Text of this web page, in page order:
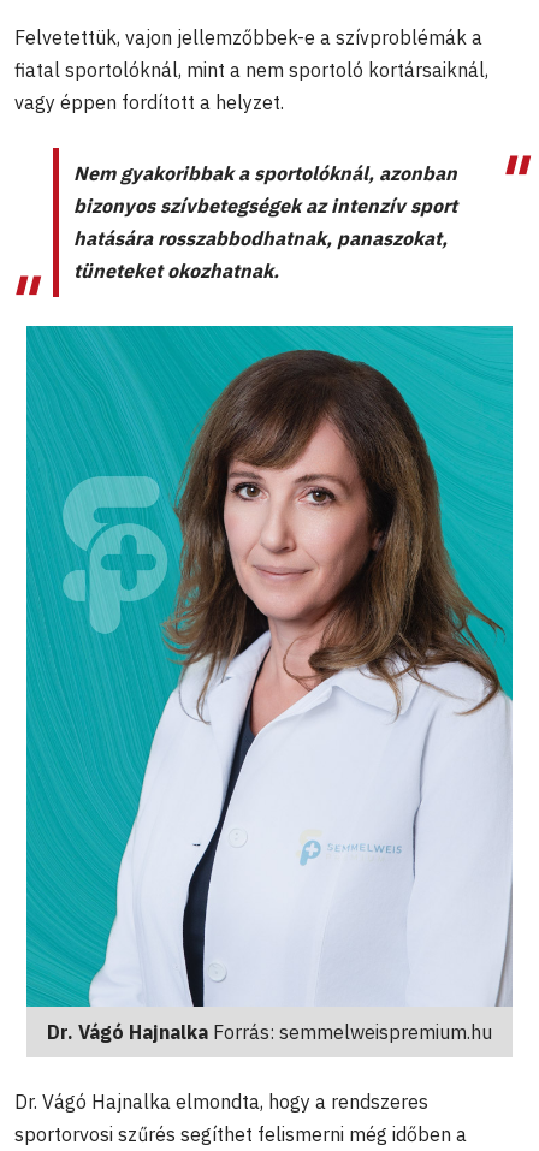
Felvetettük, vajon jellemzőbbek-e a szívproblémák a
fiatal sportolóknál, mint a nem sportoló kortársaiknál,
vagy éppen fordított a helyzet.
Nem gyakoribbak a sportolóknál, azonban
bizonyos szívbetegségek az intenzív sport
hatására rosszabbodhatnak, panaszokat,
tüneteket okozhatnak.
Dr. Vágó Hajnalka Forrás: semmelweispremium.hu
Dr. Vágó Hajnalka elmondta, hogy a rendszeres
sportorvosi szűrés segíthet felismerni még időben a